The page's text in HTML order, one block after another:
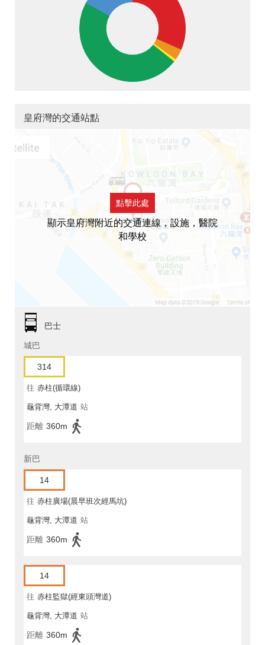
皇府灣的交通站點
點擊此處
顯示皇府灣附近的交通連線，設施，醫院
和學校
巴士
城巴
314
往 赤柱(循環線)
龜背灣, 大潭道 站
距離 360m
新巴
14
往 赤柱廣場(晨早班次經馬坑)
龜背灣, 大潭道 站
距離 360m
14
往 赤柱監獄(經東頭灣道)
龜背灣, 大潭道 站
距離 360m